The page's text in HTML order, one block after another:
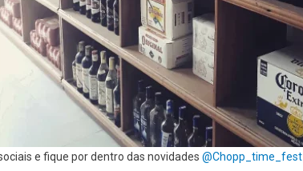
e fique por dentro das novidades @Chopp_time_fest